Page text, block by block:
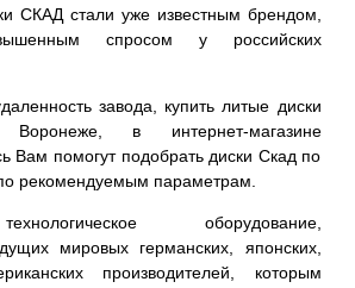
СКАД стали уже известным брендом,
спросом у российских
завода, купить литые диски
в интернет-магазине
Вам помогут подобрать диски Скад по
рекомендуемым параметрам.
оборудование,
мировых германских, японских,
производителей, которым